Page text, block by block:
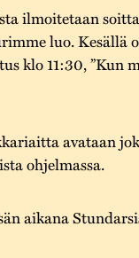
ilmoitetaan
luo. Kesällä
klo 11:30, ”Kun
avataan
ohjelmassa.
aikana